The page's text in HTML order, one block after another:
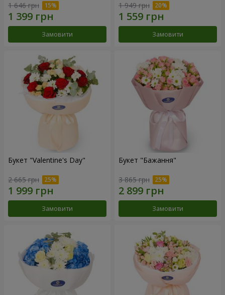
1 646 грн
Замовити
1 949 грн
Замовити
Букет "Valentine's Day"
2 665 грн
Замовити
Букет "Бажання"
3 865 грн
Замовити